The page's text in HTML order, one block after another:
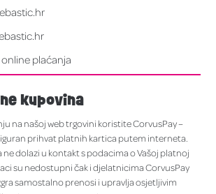
plaćanja
kupovina
na našoj web trgovini koristite CorvusPay –
prihvat platnih kartica putem interneta.
ne dolazi u kontakt s podacima o Vašoj platnoj
su nedostupni čak i djelatnicima CorvusPay
samostalno prenosi i upravlja osjetljivim